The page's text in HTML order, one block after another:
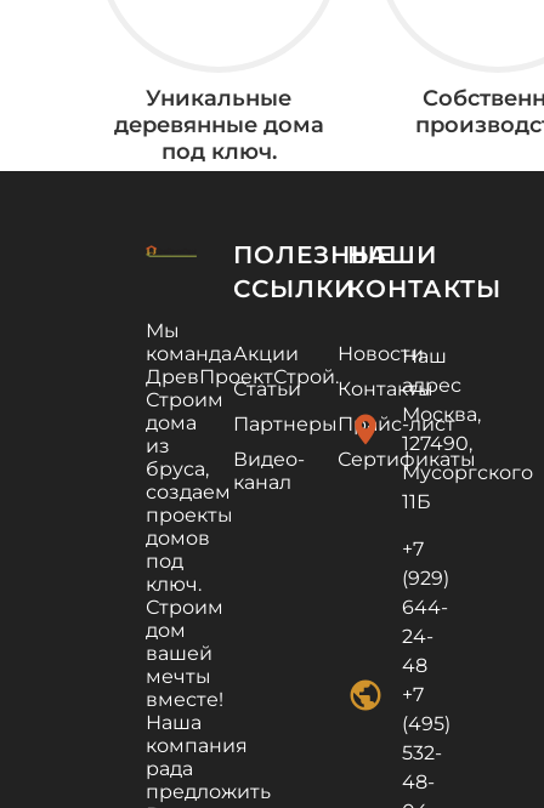
Уникальные
деревянные дома
под ключ.
Мы
команда
ДревПроектСтрой.
Строим
дома
из
бруса,
создаем
проекты
домов
под
ключ.
Строим
дом
вашей
мечты
вместе!
Наша
компания
рада
предложить
ПОЛЕЗНЫЕ
ССЫЛКИ
Акции
Новости
Статьи
Контакты
ПартнерыПрайс-лист
Видео-
канал
Сертификаты
НАШИ
КОНТАКТЫ
location_on
Наш
адрес
Москва,
127490,
Мусоргского
11Б
public
+7
(929)
644-
24-
48
+7
(495)
532-
48-